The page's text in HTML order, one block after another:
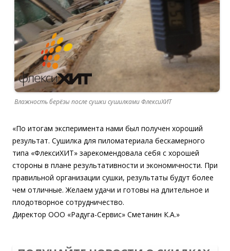
Влажность берёзы после сушки сушилками ФлексиХИТ
«По итогам эксперимента нами был получен хороший
результат. Сушилка для пиломатериала бескамерного
типа «ФлексиХИТ» зарекомендовала себя с хорошей
стороны в плане результативности и экономичности. При
правильной организации сушки, результаты будут более
чем отличные. Желаем удачи и готовы на длительное и
плодотворное сотрудничество.
Директор ООО «Радуга-Сервис» Сметанин К.А.»